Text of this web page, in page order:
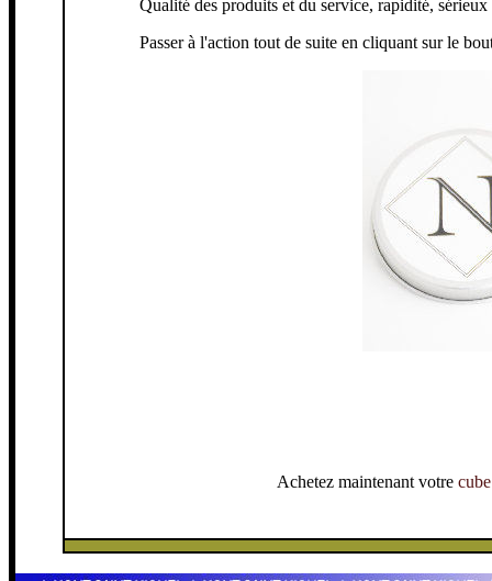
Qualité des produits et du service, rapidité,
Passer à l'action tout de suite en cliquant sur le
Achetez maintenant votre